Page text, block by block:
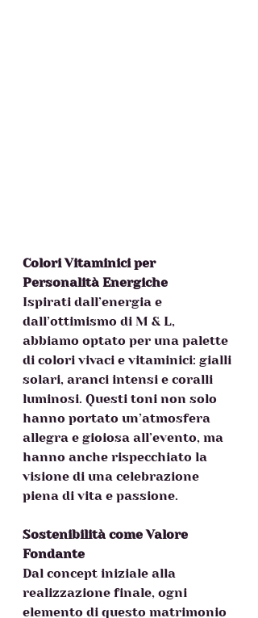
Colori Vitaminici per
Personalità Energiche
Ispirati dall’energia e
dall’ottimismo di M & L,
abbiamo optato per una palette
di colori vivaci e vitaminici: gialli
solari, aranci intensi e coralli
luminosi. Questi toni non solo
hanno portato un’atmosfera
allegra e gioiosa all’evento, ma
hanno anche rispecchiato la
visione di una celebrazione
piena di vita e passione.
Sostenibilità come Valore
Fondante
Dal concept iniziale alla
realizzazione finale, ogni
elemento di questo matrimonio